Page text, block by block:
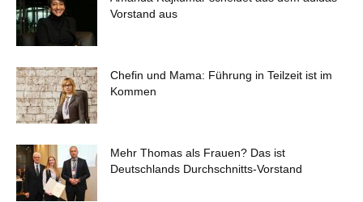
Vorstand aus
Chefin und Mama: Führung in Teilzeit ist im
Kommen
Mehr Thomas als Frauen? Das ist
Deutschlands Durchschnitts-Vorstand